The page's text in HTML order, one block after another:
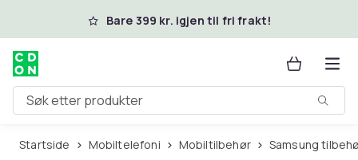
Hopp til hovedinnholdBare 399 kr. igjen til fri frakt!
Søk etter produkter
Startside Mobiltelefoni Mobiltilbehør Samsung